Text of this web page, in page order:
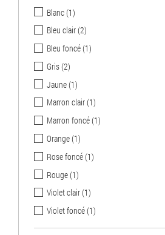
Blanc(1)
Bleu clair(2)
Bleu foncé(1)
Gris(2)
Jaune(1)
Marron clair(1)
Marron foncé(1)
Orange(1)
Rose foncé(1)
Rouge(1)
Violet clair(1)
Violet foncé(1)